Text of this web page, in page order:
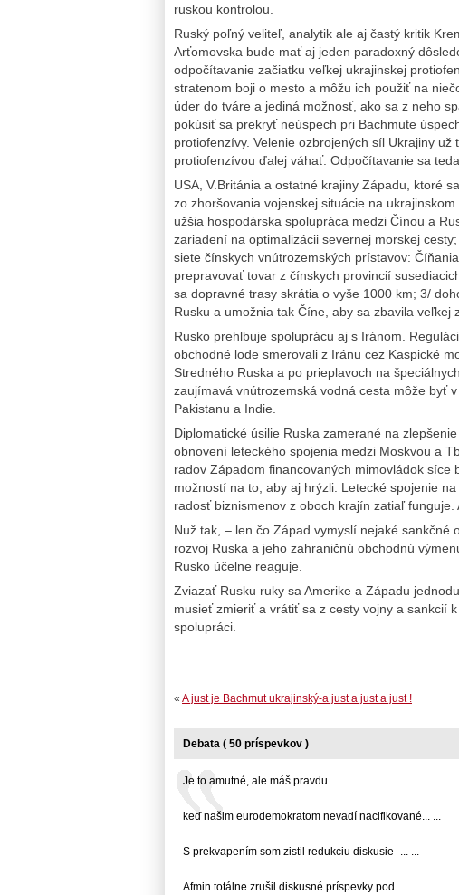
ruskou kontrolou.
Ruský poľný veliteľ, analytik ale aj častý kritik
Arťomovska bude mať aj jeden paradoxný
odpočítavanie začiatku veľkej ukrajinskej
stratenom boji o mesto a môžu ich použiť na
úder do tváre a jediná možnosť, ako sa z neho
pokúsiť sa prekryť neúspech pri Bachmute
protiofenzívy. Velenie ozbrojených síl Ukrajiny
protiofenzívou ďalej váhať. Odpočítavanie sa
USA, V.Británia a ostatné krajiny Západu, ktoré
zo zhoršovania vojenskej situácie na
užšia hospodárska spolupráca medzi Čínou a
zariadení na optimalizácii severnej morskej
siete čínskych vnútrozemských prístavov:
prepravovať tovar z čínskych provincií
sa dopravné trasy skrátia o vyše 1000 km; 3/
Rusku a umožnia tak Číne, aby sa zbavila veľkej
Rusko prehlbuje spoluprácu aj s Iránom.
obchodné lode smerovali z Iránu cez Kaspické
Stredného Ruska a po prieplavoch na
zaujímavá vnútrozemská vodná cesta môže byť
Pakistanu a Indie.
Diplomatické úsilie Ruska zamerané na
obnovení leteckého spojenia medzi Moskvou a
radov Západom financovaných mimovládok
možností na to, aby aj hrýzli. Letecké spojenie
radosť biznismenov z oboch krajín zatiaľ funguje.
Nuž tak, – len čo Západ vymyslí nejaké
rozvoj Ruska a jeho zahraničnú obchodnú
Rusko účelne reaguje.
Zviazať Rusku ruky sa Amerike a Západu
musieť zmieriť a vrátiť sa z cesty vojny a sankcií
spolupráci.
« A just je Bachmut ukrajinský-a just a just a just !
Debata ( 50 príspevkov )
Je to amutné, ale máš pravdu. ...
keď našim eurodemokratom nevadí nacifikované... ...
S prekvapením som zistil redukciu diskusie -... ...
Afmin totálne zrušil diskusné príspevky pod... ...